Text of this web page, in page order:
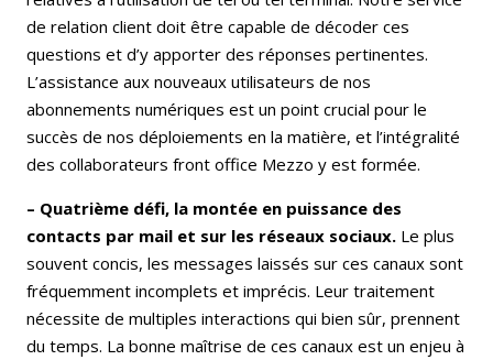
de relation client doit être capable de décoder ces
questions et d’y apporter des réponses pertinentes.
L’assistance aux nouveaux utilisateurs de nos
abonnements numériques est un point crucial pour le
succès de nos déploiements en la matière, et l’intégralité
des collaborateurs front office Mezzo y est formée.
– Quatrième défi, la montée en puissance des
contacts par mail et sur les réseaux sociaux. Le plus
souvent concis, les messages laissés sur ces canaux sont
fréquemment incomplets et imprécis. Leur traitement
nécessite de multiples interactions qui bien sûr, prennent
du temps. La bonne maîtrise de ces canaux est un enjeu à